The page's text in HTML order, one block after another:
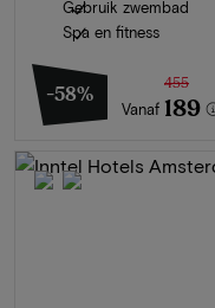
Gebruik zwembad
Spa en fitness
-58%
Vanaf
455
189